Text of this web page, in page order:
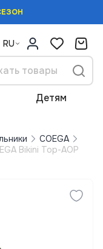
RU
Детям
COEGA
Bikini Top-AOP